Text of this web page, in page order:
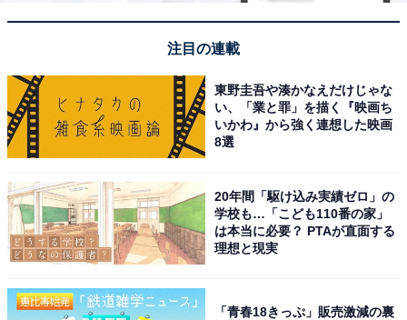
注目の連載
東野圭吾や湊かなえだけじゃな
い、「業と罪」を描く『映画ち
いかわ』から強く連想した映画
8選
20年間「駆け込み実績ゼロ」の
学校も…「こども110番の家」
は本当に必要？ PTAが直面する
理想と現実
「青春18きっぷ」販売激減の裏